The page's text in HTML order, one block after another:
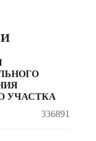
УЧАСТКА
336891